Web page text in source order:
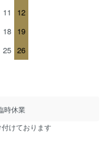
11
12
18 19
25 26
時休業
けております